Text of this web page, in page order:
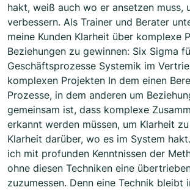
hakt, weiß auch wo er ansetzen muss,
verbessern. Als Trainer und Berater
meine Kunden Klarheit über komplexe
Beziehungen zu gewinnen: Six Sigma
Geschäftsprozesse Systemik im
komplexen Projekten In dem einen
Prozesse, in dem anderen um
gemeinsam ist, dass komplexe
erkannt werden müssen, um Klarheit
Klarheit darüber, wo es im System
ich mit profunden Kenntnissen der
ohne diesen Techniken eine
zuzumessen. Denn eine Technik bleibt